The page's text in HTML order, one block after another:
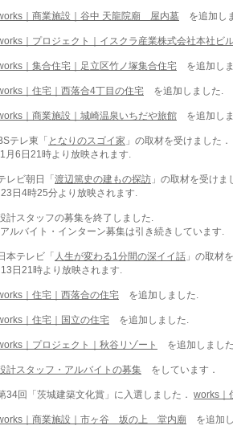
｜商業施設｜谷中 天龍院廟 屋内墓 を追加し
｜プロ ジェクト｜イスクラ産業株式会社本社ビ
｜集合住宅｜足立区竹ノ塚集合住宅 を追加し
｜住宅｜西落合4丁目の住宅 を追加しました.
｜商業施設｜城崎温泉いちだや旅館 を追加し
テレ東「 となりのスゴイ家 」 の取材を受けました．
1月6日21時より放映されます.
ビ朝日「 渡辺篤史の建もの探訪 」の取材を受けま
25分より放映されます.
スタッフの募集を終了しました.
・インターン募集は引き続きしています.
テレビ「 人生が変わる1分間の深イイ話 」の取材
時より放映されます.
｜住宅｜西落合の住宅 を追加しました.
｜住宅｜国立の住宅 を追加しました.
｜プロジェクト｜秋谷リゾート を追加しまし
計スタッフ・アルバイトの募集 をしています．
34回「茨城建築文化賞」に入選しました． works｜
｜商業施設｜市ヶ谷 坂の上 堂内廟 を追加